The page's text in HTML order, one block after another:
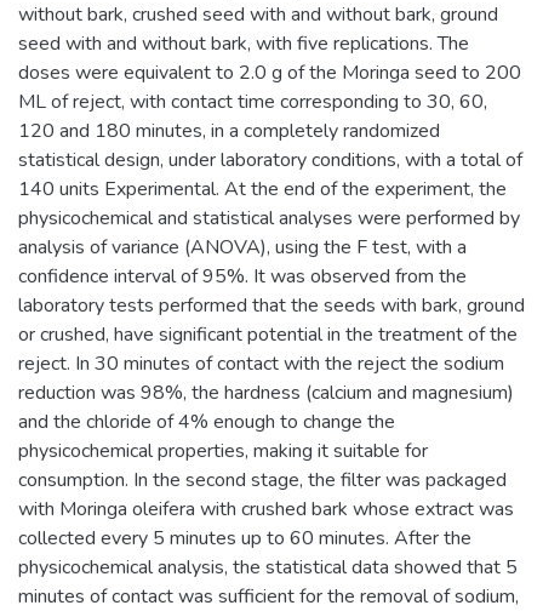
without bark, crushed seed with and without bark, ground
seed with and without bark, with five replications. The
doses were equivalent to 2.0 g of the Moringa seed to 200
ML of reject, with contact time corresponding to 30, 60,
120 and 180 minutes, in a completely randomized
statistical design, under laboratory conditions, with a total of
140 units Experimental. At the end of the experiment, the
physicochemical and statistical analyses were performed by
analysis of variance (ANOVA), using the F test, with a
confidence interval of 95%. It was observed from the
laboratory tests performed that the seeds with bark, ground
or crushed, have significant potential in the treatment of the
reject. In 30 minutes of contact with the reject the sodium
reduction was 98%, the hardness (calcium and magnesium)
and the chloride of 4% enough to change the
physicochemical properties, making it suitable for
consumption. In the second stage, the filter was packaged
with Moringa oleifera with crushed bark whose extract was
collected every 5 minutes up to 60 minutes. After the
physicochemical analysis, the statistical data showed that 5
minutes of contact was sufficient for the removal of sodium,